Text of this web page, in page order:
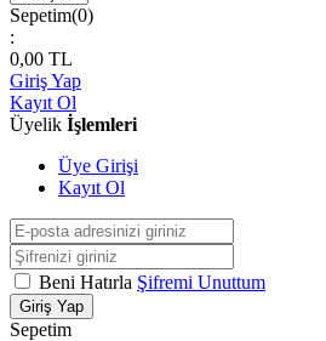
Sepetim(0)
:
0,00 TL
Giriş Yap
Kayıt Ol
Üyelik İşlemleri
Üye Girişi
Kayıt Ol
Beni Hatırla Şifremi Unuttum
Giriş Yap
Sepetim